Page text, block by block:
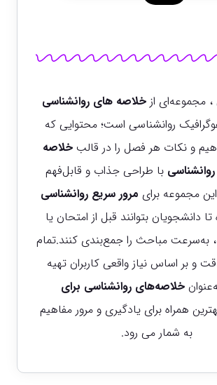
مجموعه‌ای ازخلاصه های روانشناسی
روانشناسی است؛ محتوایی که
و نکات هر فصل را در قالبخلاصه
با طراحی جذاب و قابل‌فهم
مجموعه برای مرور سریع روانشناسی
دانشجویان بتوانند قبل از امتحان یا
به‌سرعت مباحث را جمع‌بندی کنند.تمام
و بر اساس نیاز واقعی کاربران تهیه
خلاصه‌های روانشناسی برای
همراه برای یادگیری و مرور مفاهیم
به شمار می رود.